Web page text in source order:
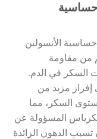
حساسية
الأنسولين
من مقاومة
السكر في الدم.
إفراز مزيد من
السكر، مما
المسؤولة عن
تسبب الدهون الزائدة